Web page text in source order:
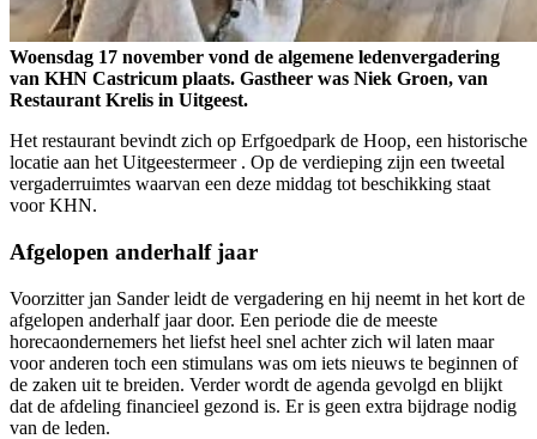
Woensdag 17 november vond de algemene ledenvergadering
van KHN Castricum plaats. Gastheer was Niek Groen, van
Restaurant Krelis in Uitgeest.
Het restaurant bevindt zich op Erfgoedpark de Hoop, een historische
locatie aan het Uitgeestermeer . Op de verdieping zijn een tweetal
vergaderruimtes waarvan een deze middag tot beschikking staat
voor KHN.
Afgelopen anderhalf jaar
Voorzitter jan Sander leidt de vergadering en hij neemt in het kort de
afgelopen anderhalf jaar door. Een periode die de meeste
horecaondernemers het liefst heel snel achter zich wil laten maar
voor anderen toch een stimulans was om iets nieuws te beginnen of
de zaken uit te breiden. Verder wordt de agenda gevolgd en blijkt
dat de afdeling financieel gezond is. Er is geen extra bijdrage nodig
van de leden.